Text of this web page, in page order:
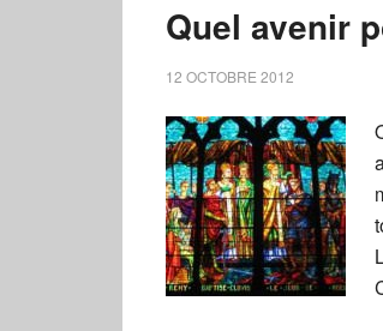
Quel avenir
12 OCTOBRE 2012